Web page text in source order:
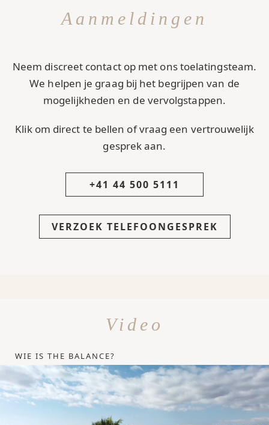
Aanmeldingen
Neem discreet contact op met ons toelatingsteam.
We helpen je graag bij het begrijpen van de
mogelijkheden en de vervolgstappen.
Klik om direct te bellen of vraag een vertrouwelijk
gesprek aan.
+41 44 500 5111
VERZOEK TELEFOONGESPREK
Video
WIE IS THE BALANCE?